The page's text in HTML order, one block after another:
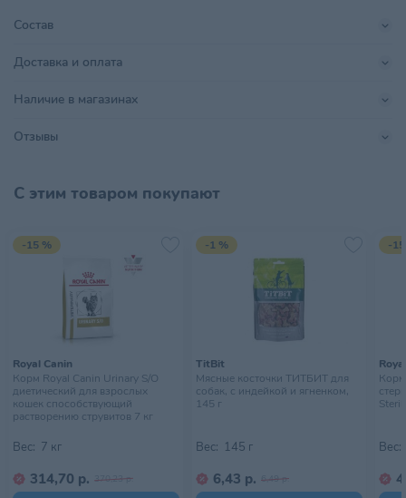
Тип питомца Собаки
Условия хранения
Хранить в сухом, хорошо
проветриваемом помещении
Состав
Доставка и оплата
Наличие в магазинах
Отзывы
С этим товаром покупают
-15 %
Royal Canin
Корм Royal Canin Urinary S/O
диетический для взрослых
кошек способствующий
растворению струвитов 7 кг
Вес: 7 кг
314,70 р. 370,23 р.
-1 %
TitBit
Мясные косточки ТИТБИТ для
собак, с индейкой и ягненком,
145 г
Вес: 145 г
6,43 р. 6,49 р.
-
Вес: